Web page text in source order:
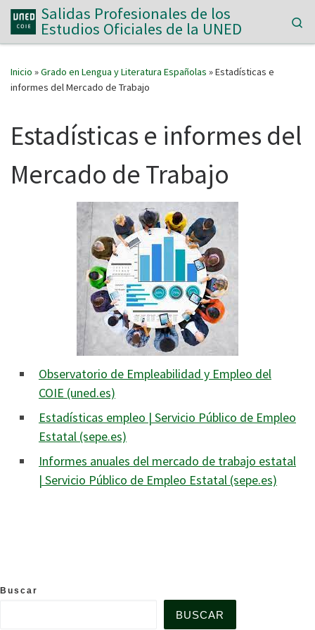
Saltar al contenido
Salidas Profesionales de los
Estudios Oficiales de la UNED
Inicio »Grado en Lengua y Literatura Españolas »Estadísticas e
informes del Mercado de Trabajo
Estadísticas e informes del
Mercado de Trabajo
Observatorio de Empleabilidad y Empleo del
COIE (uned.es)
Estadísticas empleo | Servicio Público de Empleo
Estatal (sepe.es)
Informes anuales del mercado de trabajo estatal
| Servicio Público de Empleo Estatal (sepe.es)
Buscar
BUSCAR